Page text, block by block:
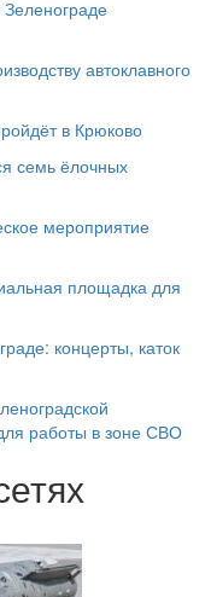
автоклавного
в Крюково
семь ёлочных
мероприятие
площадка для
концерты, каток
работы в зоне СВО